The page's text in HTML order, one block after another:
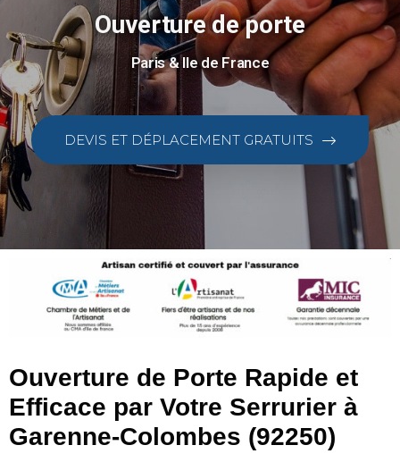
Ouverture de porte
Paris & Ile de France
DEVIS ET DÉPLACEMENT GRATUITS
Ouverture de Porte Rapide et
Efficace par Votre Serrurier à
Garenne-Colombes (92250)